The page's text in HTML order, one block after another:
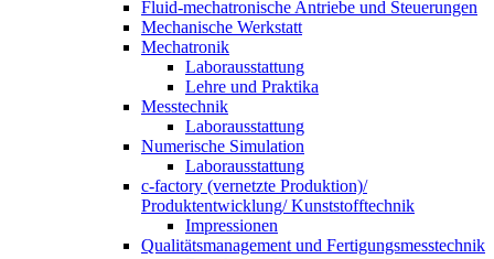
Fluid-mechatronische Antriebe und Steuerungen
Mechanische Werkstatt
Mechatronik
Laborausstattung
Lehre und Praktika
Messtechnik
Laborausstattung
Numerische Simulation
Laborausstattung
c-factory (vernetzte Produktion)/
Produktentwicklung/ Kunststofftechnik
Impressionen
Qualitätsmanagement und Fertigungsmesstechnik